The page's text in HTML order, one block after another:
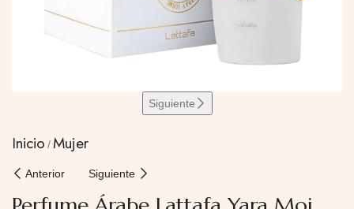
Siguiente
Inicio Mujer
Anterior Siguiente